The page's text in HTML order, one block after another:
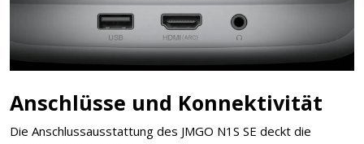
Anschlüsse und Konnektivität
Die Anschlussausstattung des JMGO N1S SE deckt die